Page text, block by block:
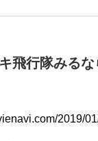
飛行隊みるな
2019/